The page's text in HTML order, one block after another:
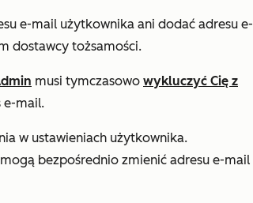
e-mail użytkownika ani dodać adresu e-
dostawcy tożsamości.
musi tymczasowo wykluczyć Cię z
e-mail.
w ustawieniach użytkownika.
bezpośrednio zmienić adresu e-mail